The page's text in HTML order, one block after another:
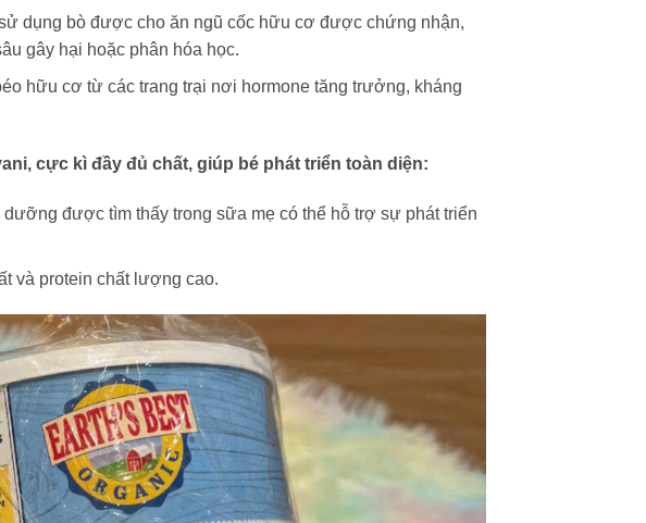
dụng bò được cho ăn ngũ cốc hữu cơ được chứng nhận,
gây hại hoặc phân hóa học.
hữu cơ từ các trang trại nơi hormone tăng trưởng, kháng
cực kì đầy đủ chất, giúp bé phát triển toàn diện:
được tìm thấy trong sữa mẹ có thể hỗ trợ sự phát triển
và protein chất lượng cao.